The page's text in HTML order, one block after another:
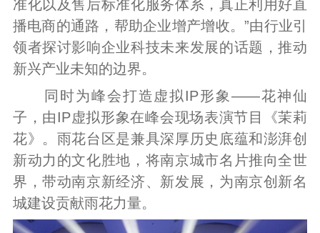
准化以及售后标准化服务体系，真正利用好直
播电商的通路，帮助企业增产增收。”由行业引
领者探讨影响企业科技未来发展的话题，推动
新兴产业未知的边界。
同时为峰会打造虚拟IP形象——花神仙
子，由IP虚拟形象在峰会现场表演节目《茉莉
花》。雨花台区是兼具深厚历史底蕴和澎湃创
新动力的文化胜地，将南京城市名片推向全世
界，带动南京新经济、新发展，为南京创新名
城建设贡献雨花力量。